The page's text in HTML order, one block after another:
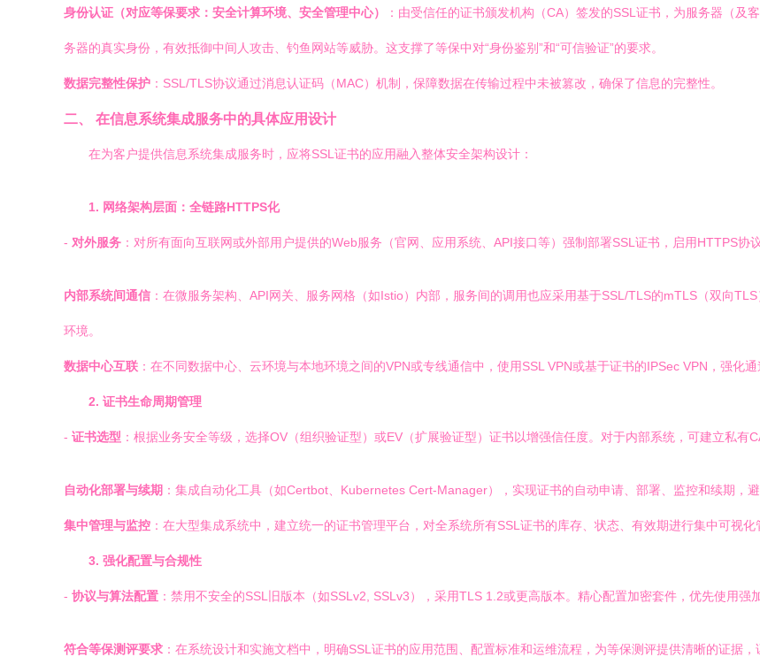
身份认证（对应等保要求：安全计算环境、安全管理中心） ：由受信任的证书颁发机构（CA）签发的SSL证书，为服务器（
务器的真实身份，有效抵御中间人攻击、钓鱼网站等威胁。这支撑了等保中对“身份鉴别”和“可信验证”的要求。
数据完整性保护 ：SSL/TLS协议通过消息认证码（MAC）机制，保障数据在传输过程中未被篡改，确保了信息的完整性。
二、 在信息系统集成服务中的具体应用设计
在为客户提供信息系统集成服务时，应将SSL证书的应用融入整体安全架构设计：
1. 网络架构层面：全链路HTTPS化
- 对外服务 ：对所有面向互联网或外部用户提供的Web服务（官网、应用系统、API接口等）强制部署SSL证书，启用HTTPS协
内部系统间通信 ：在微服务架构、API网关、服务网格（如Istio）内部，服务间的调用也应采用基于SSL/TLS的mTLS（双向
环境。
数据中心互联 ：在不同数据中心、云环境与本地环境之间的VPN或专线通信中，使用SSL VPN或基于证书的IPSec VPN，强化通
2. 证书生命周期管理
- 证书选型 ：根据业务安全等级，选择OV（组织验证型）或EV（扩展验证型）证书以增强信任度。对于内部系统，可建立私有
自动化部署与续期 ：集成自动化工具（如Certbot、Kubernetes Cert-Manager），实现证书的自动申请、部署、监控和续期，
集中管理与监控 ：在大型集成系统中，建立统一的证书管理平台，对全系统所有SSL证书的库存、状态、有效期进行集中可视化
3. 强化配置与合规性
- 协议与算法配置 ：禁用不安全的SSL旧版本（如SSLv2, SSLv3），采用TLS 1.2或更高版本。精心配置加密套件，优先使用强
符合等保测评要求 ：在系统设计和实施文档中，明确SSL证书的应用范围、配置标准和运维流程，为等保测评提供清晰的证据，